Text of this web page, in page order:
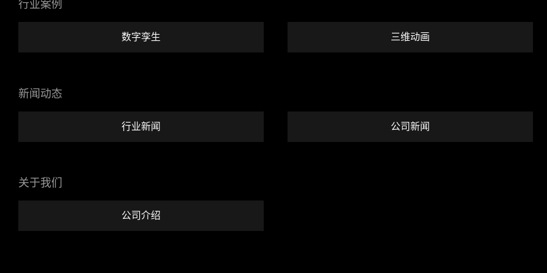
行业案例
数字孪生 三维动画
新闻动态
行业新闻 公司新闻
关于我们
公司介绍